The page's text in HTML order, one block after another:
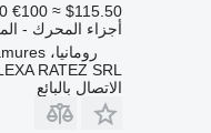
€100 ≈ $115.50
أجزاء المحرك -
رومانيا، Maramures
RATEZ SRL
الاتصال بالبائع